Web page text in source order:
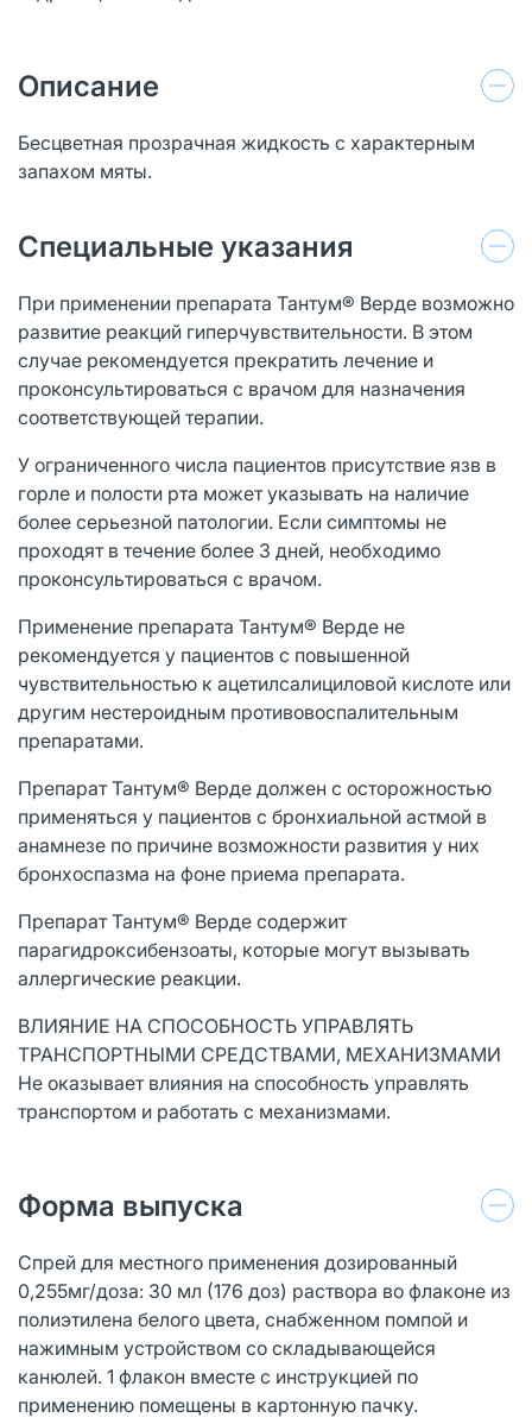
Описание
Бесцветная прозрачная жидкость с характерным
запахом мяты.
Специальные указания
При применении препарата Тантум® Верде возможно
развитие реакций гиперчувствительности. В этом
случае рекомендуется прекратить лечение и
проконсультироваться с врачом для назначения
соответствующей терапии.
У ограниченного числа пациентов присутствие язв в
горле и полости рта может указывать на наличие
более серьезной патологии. Если симптомы не
проходят в течение более 3 дней, необходимо
проконсультироваться с врачом.
Применение препарата Тантум® Верде не
рекомендуется у пациентов с повышенной
чувствительностью к ацетилсалициловой кислоте или
другим нестероидным противовоспалительным
препаратами.
Препарат Тантум® Верде должен с осторожностью
применяться у пациентов с бронхиальной астмой в
анамнезе по причине возможности развития у них
бронхоспазма на фоне приема препарата.
Препарат Тантум® Верде содержит
парагидроксибензоаты, которые могут вызывать
аллергические реакции.
ВЛИЯНИЕ НА СПОСОБНОСТЬ УПРАВЛЯТЬ
ТРАНСПОРТНЫМИ СРЕДСТВАМИ, МЕХАНИЗМАМИ
Не оказывает влияния на способность управлять
транспортом и работать с механизмами.
Форма выпуска
Спрей для местного применения дозированный
0,255мг/доза: 30 мл (176 доз) раствора во флаконе из
полиэтилена белого цвета, снабженном помпой и
нажимным устройством со складывающейся
канюлей. 1 флакон вместе с инструкцией по
применению помещены в картонную пачку.